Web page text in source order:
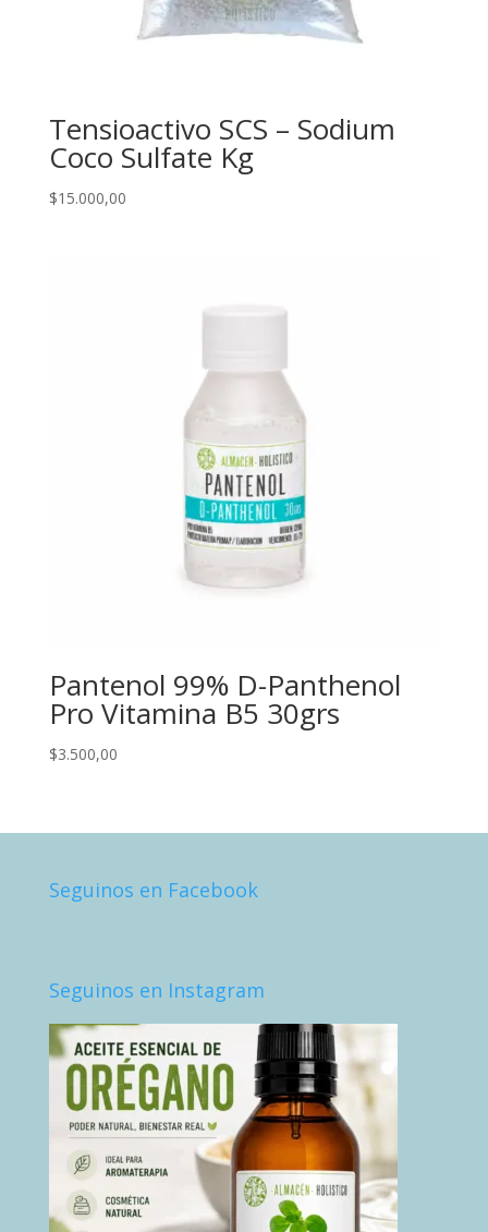
Tensioactivo SCS – Sodium
Coco Sulfate Kg
$15.000,00
Pantenol 99% D-Panthenol
Pro Vitamina B5 30grs
$3.500,00
Seguinos en Facebook
Seguinos en Instagram